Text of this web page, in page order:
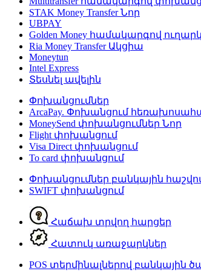
STAK Money TransferՆոր
UBPAY
Golden Money համակարգով
Ria Money Transfer Ակցիա
Moneytun
Intel Express
Տեսնել ավելին
Փոխանցումներ
ArcaPay. Փոխանցում
MoneySend փոխանցումներ Նոր
Flight փոխանցում
Visa Direct փոխանցում
To card փոխանցում
Փոխանցումներ բանկային
SWIFT փոխանցում
Հաճախ տրվող հարցեր
Հատուկ առաջարկներ
POS տերմինալներով բանկային